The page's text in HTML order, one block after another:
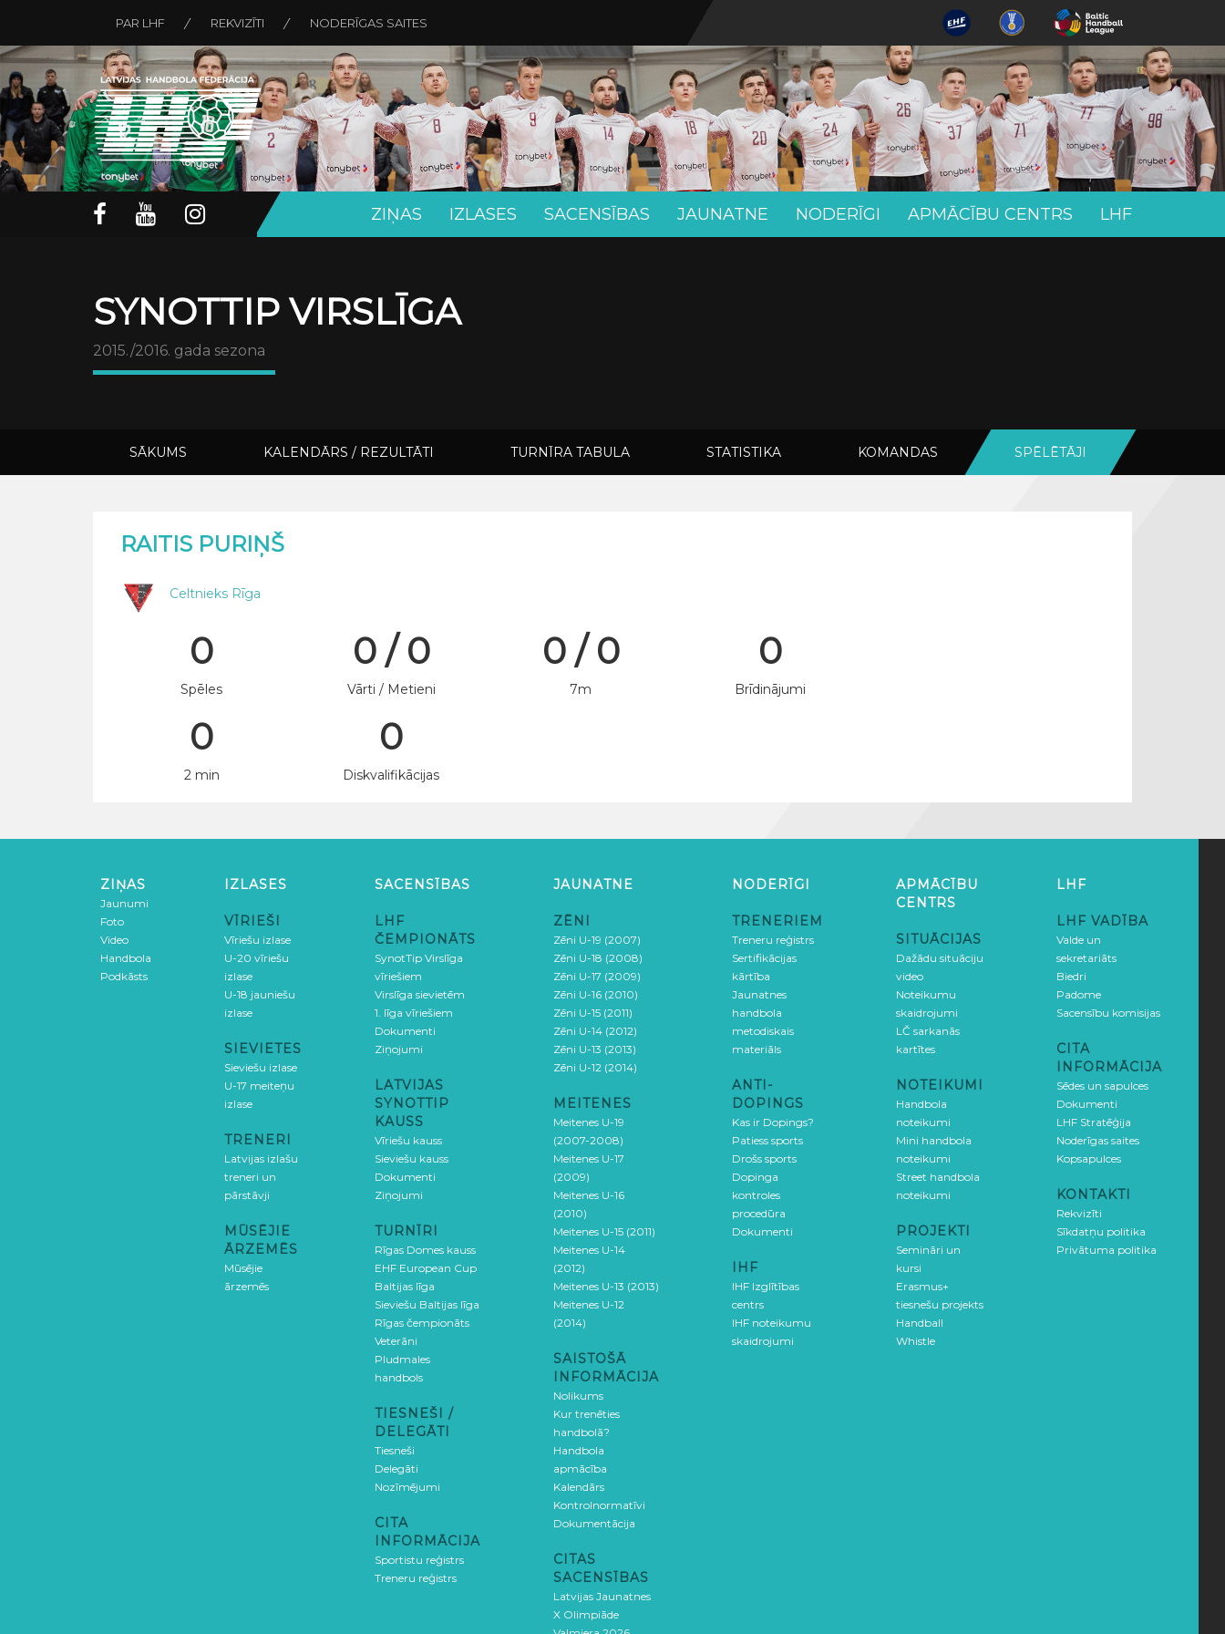
PAR LHF REKVIZĪTI NODERĪGAS SAITES
ZIŅAS IZLASES SACENSĪBAS JAUNATNE NODERĪGI APMĀCĪBU CENTRS LHF
SYNOTTIP VIRSLĪGA
2015./2016. gada sezona
SĀKUMS KALENDĀRS / REZULTĀTI TURNĪRA TABULA STATISTIKA KOMANDAS SPĒLĒTĀJI
RAITIS PURIŅŠ
Celtnieks Rīga
0
Spēles
0 / 0
Vārti / Metieni
0 / 0
7m
0
Brīdinājumi
0
2 min
0
Diskvalifikācijas
ZIŅAS
Jaunumi
Foto
Video
Handbola
Podkāsts
IZLASES
VĪRIEŠI
Vīriešu izlase
U-20 vīriešu
izlase
U-18 jauniešu
izlase
SIEVIETES
Sieviešu izlase
U-17 meiteņu
izlase
TRENERI
Latvijas izlašu
treneri un
pārstāvji
MŪSĒJIE
ĀRZEMĒS
Mūsējie
ārzemēs
SACENSĪBAS
LHF
ČEMPIONĀTS
SynotTip Virslīga
vīriešiem
Virslīga sievietēm
1. līga vīriešiem
Dokumenti
Ziņojumi
LATVIJAS
SYNOTTIP
KAUSS
Vīriešu kauss
Sieviešu kauss
Dokumenti
Ziņojumi
TURNĪRI
Rīgas Domes kauss
EHF European Cup
Baltijas līga
Sieviešu Baltijas līga
Rīgas čempionāts
Veterāni
Pludmales
handbols
TIESNEŠI /
DELEGĀTI
Tiesneši
Delegāti
Nozīmējumi
CITA
INFORMĀCIJA
Sportistu reģistrs
Treneru reģistrs
JAUNATNE
ZĒNI
Zēni U-19 (2007)
Zēni U-18 (2008)
Zēni U-17 (2009)
Zēni U-16 (2010)
Zēni U-15 (2011)
Zēni U-14 (2012)
Zēni U-13 (2013)
Zēni U-12 (2014)
MEITENES
Meitenes U-19
(2007-2008)
Meitenes U-17
(2009)
Meitenes U-16
(2010)
Meitenes U-15 (2011)
Meitenes U-14
(2012)
Meitenes U-13 (2013)
Meitenes U-12
(2014)
SAISTOŠĀ
INFORMĀCIJA
Nolikums
Kur trenēties
handbolā?
Handbola
apmācība
Kalendārs
Kontrolnormatīvi
Dokumentācija
CITAS
SACENSĪBAS
Latvijas Jaunatnes
X Olimpiāde
NODERĪGI
TRENERIEM
Treneru reģistrs
Sertifikācijas
kārtība
Jaunatnes
handbola
metodiskais
materiāls
ANTI-
DOPINGS
Kas ir Dopings?
Patiess sports
Drošs sports
Dopinga
kontroles
procedūra
Dokumenti
IHF
IHF Izglītības
centrs
IHF noteikumu
skaidrojumi
APMĀCĪBU
CENTRS
SITUĀCIJAS
Dažādu situāciju
video
Noteikumu
skaidrojumi
LČ sarkanās
kartītes
NOTEIKUMI
Handbola
noteikumi
Mini handbola
noteikumi
Street handbola
noteikumi
PROJEKTI
Semināri un
kursi
Erasmus+
tiesnešu projekts
Handball
Whistle
LHF
LHF VADĪBA
Valde un
sekretariāts
Biedri
Padome
Sacensību komisijas
CITA
INFORMĀCIJA
Sēdes un sapulces
Dokumenti
LHF Stratēģija
Noderīgas saites
Kopsapulces
KONTAKTI
Rekvizīti
Sīkdatņu politika
Privātuma politika